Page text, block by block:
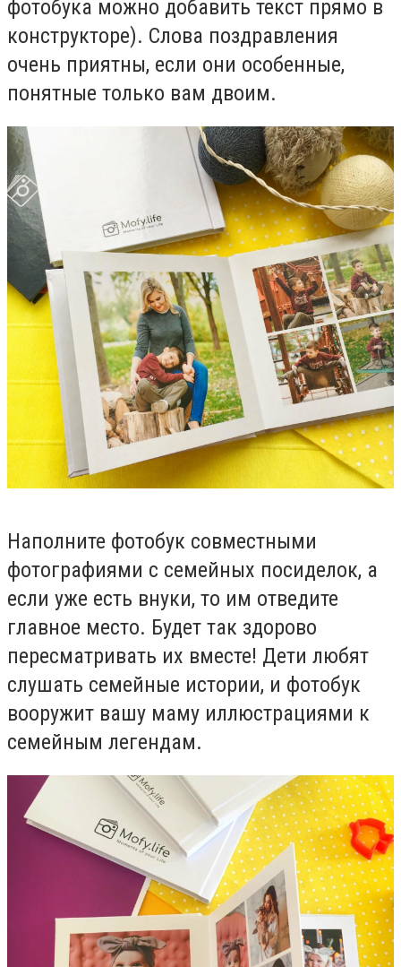
фотобука можно добавить текст прямо в
конструкторе). Слова поздравления
очень приятны, если они особенные,
понятные только вам двоим.
Наполните фотобук совместными
фотографиями с семейных посиделок, а
если уже есть внуки, то им отведите
главное место. Будет так здорово
пересматривать их вместе! Дети любят
слушать семейные истории, и фотобук
вооружит вашу маму иллюстрациями к
семейным легендам.